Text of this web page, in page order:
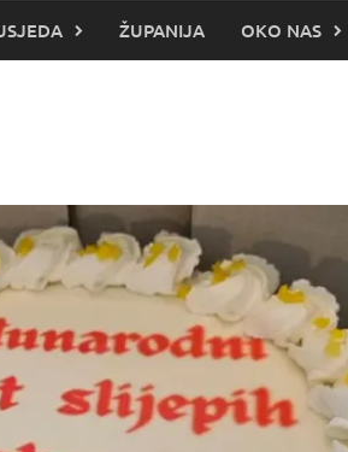
ŽUPANIJA OKO NAS